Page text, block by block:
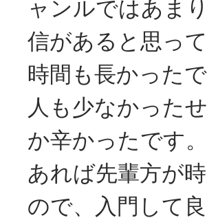
ャンルではあま
信があると思っ
時間も長かった
人も少なかった
か辛かったです
あれば先輩方が
ので、入門して